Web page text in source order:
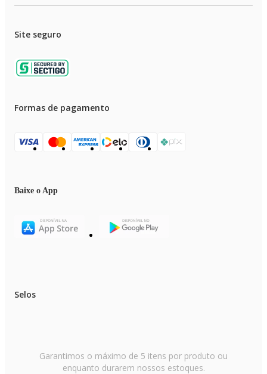
Site seguro
Formas de pagamento
Baixe o App
Selos
Garantimos o máximo de 5 itens por produto ou
enquanto durarem nossos estoques.